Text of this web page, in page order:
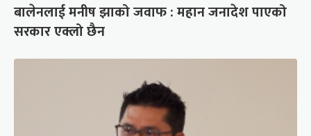
बालेनलाई मनीष झाको जवाफ : महान जनादेश पाएको
सरकार एक्लो छैन